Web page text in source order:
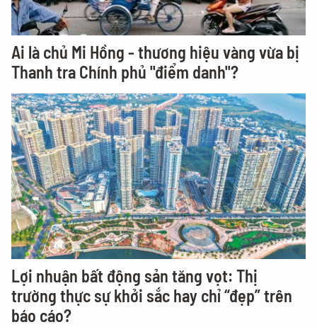
Ai là chủ Mi Hồng - thương hiệu vàng vừa bị
Thanh tra Chính phủ "điểm danh"?
Lợi nhuận bất động sản tăng vọt: Thị
trường thực sự khởi sắc hay chỉ “đẹp” trên
báo cáo?